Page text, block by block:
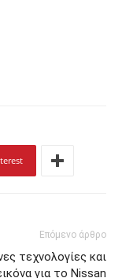
Επόμενο άρθρο
τεχνολογίες και
για το Nissan